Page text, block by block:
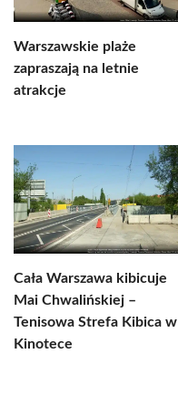
Warszawskie plaże
zapraszają na letnie
atrakcje
Cała Warszawa kibicuje
Mai Chwalińskiej –
Tenisowa Strefa Kibica w
Kinotece